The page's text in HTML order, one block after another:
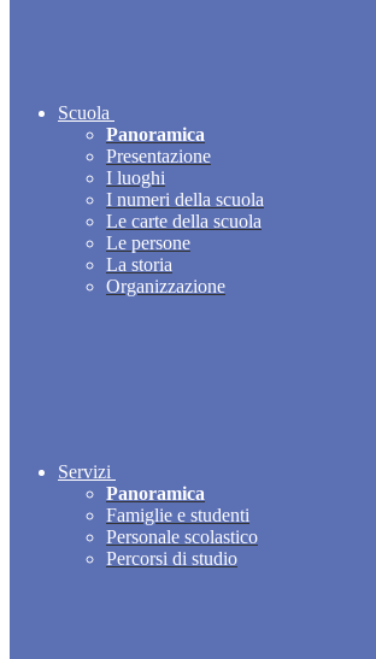
Scuola
Panoramica
Presentazione
I luoghi
I numeri della scuola
Le carte della scuola
Le persone
La storia
Organizzazione
Servizi
Panoramica
Famiglie e studenti
Personale scolastico
Percorsi di studio